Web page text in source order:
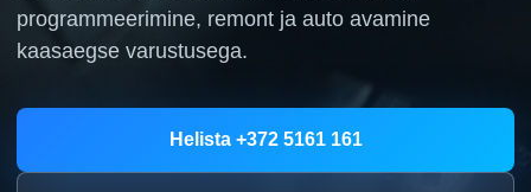
programmeerimine, remont ja auto avamine
kaasaegse varustusega.
Helista +372 5161 161